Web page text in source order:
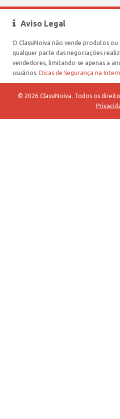
Aviso Legal
O ClassiNoiva não vende produtos
qualquer parte das negociações
vendedores, limitando-se apenas a
usuários. Dicas de Segurança na
© 2026 ClassiNoiva. Todos os